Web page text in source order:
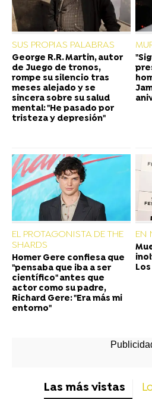
SUS PROPIAS PALABRAS
George R.R. Martin, autor
de Juego de tronos,
rompe su silencio tras
meses alejado y se
sincera sobre su salud
mental: "He pasado por
tristeza y depresión"
EL PROTAGONISTA DE THE
SHARDS
Homer Gere confiesa que
"pensaba que iba a ser
científico" antes que
actor como su padre,
Richard Gere: "Era más mi
entorno"
EN
Las más vistas